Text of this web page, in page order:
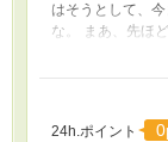
はそうとして、
な。 まあ、先ほ
はいえ。 「ねえ
拍置いて、口を
「ーー！」 仁奈
い……！ ダメじ
24h.ポイント